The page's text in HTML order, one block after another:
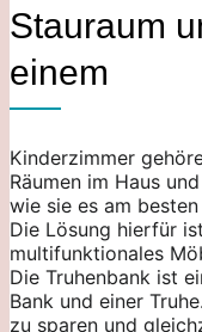
Stauraum
einem
Kinderzimmer
Räumen im Haus
wie sie es am
Die Lösung hierfür
multifunktionales
Die Truhenbank ist
Bank und einer
zu sparen und